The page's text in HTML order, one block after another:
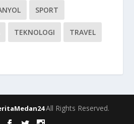
SPORT
TEKNOLOGI TRAVEL
All Rights Reserved.